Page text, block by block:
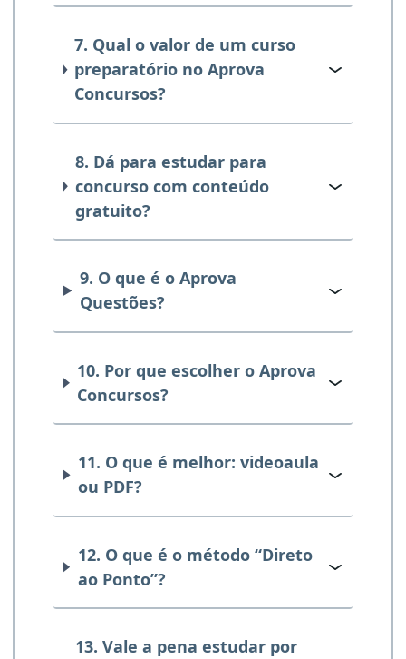
7. Qual o valor de um curso
preparatório no Aprova
Concursos?
8. Dá para estudar para
concurso com conteúdo
gratuito?
9. O que é o Aprova
Questões?
10. Por que escolher o Aprova
Concursos?
11. O que é melhor: videoaula
ou PDF?
12. O que é o método “Direto
ao Ponto”?
13. Vale a pena estudar por